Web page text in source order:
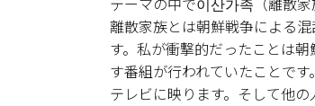
離散家族とは朝鮮戦争による
す。私が衝撃的だったことは
す番組が行われていたことで
テレビに映ります。そして他